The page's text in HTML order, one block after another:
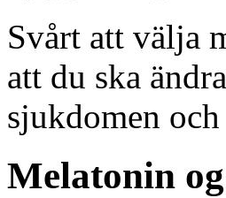
Svårt att välja
att du ska
sjukdomen
Melatonin